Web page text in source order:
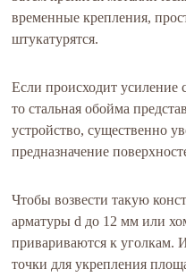
временные крепления,
штукатурятся.
Если происходит усиление
то стальная обойма
устройство, существенно
предназначение
Чтобы возвести такую
арматуры d до 12 мм или
привариваются к уголкам.
точки для укрепления